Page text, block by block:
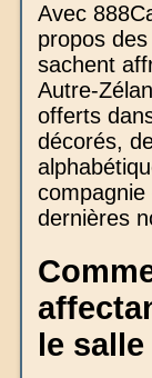
Avec
propos des
sachent
Autre-
offerts
décorés,
dernières
le